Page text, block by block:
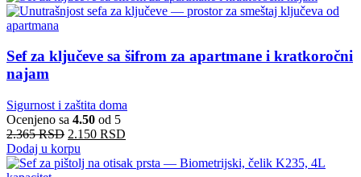
Sef za ključeve sa šifrom za apartmane i kratkoročni
najam
Sigurnost i zaštita doma
Ocenjeno sa 4.50 od 5
2.365RSD 2.150 RSD
Dodaj u korpu